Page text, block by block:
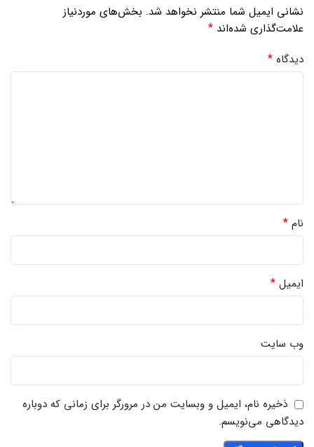
نشانی ایمیل شما منتشر نخواهد شد. بخش‌های موردنیاز
علامت‌گذاری شده‌اند *
دیدگاه *
نام *
ایمیل *
وب‌ سایت
ذخیره نام، ایمیل و وبسایت من در مرورگر برای زمانی که دوباره
دیدگاهی می‌نویسم.